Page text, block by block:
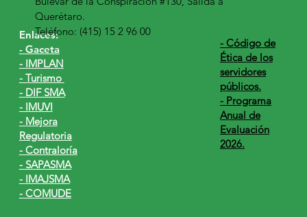
Enlaces:
- Gaceta
- IMPLAN
- Turismo
- DIF SMA
- IMUVI
- Mejora
Regulatoria
- Contraloría
- SAPASMA
- IMAJSMA
- COMUDE
Querétaro.
Teléfono: (415) 15 2 96 00
​- Código de
Ética de los
servidores
públicos.
- Programa
Anual de
Evaluación
2026.